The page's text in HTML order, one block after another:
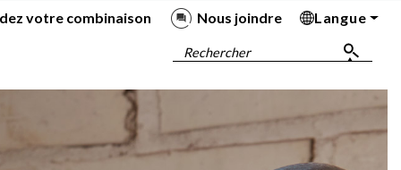
votre combinaison Nous joindre
Langue
Rechercher